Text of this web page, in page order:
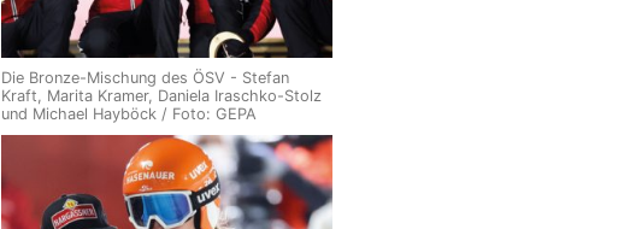
Die Bronze-Mischung des ÖSV - Stefan
Kraft, Marita Kramer, Daniela Iraschko-Stolz
und Michael Hayböck / Foto: GEPA